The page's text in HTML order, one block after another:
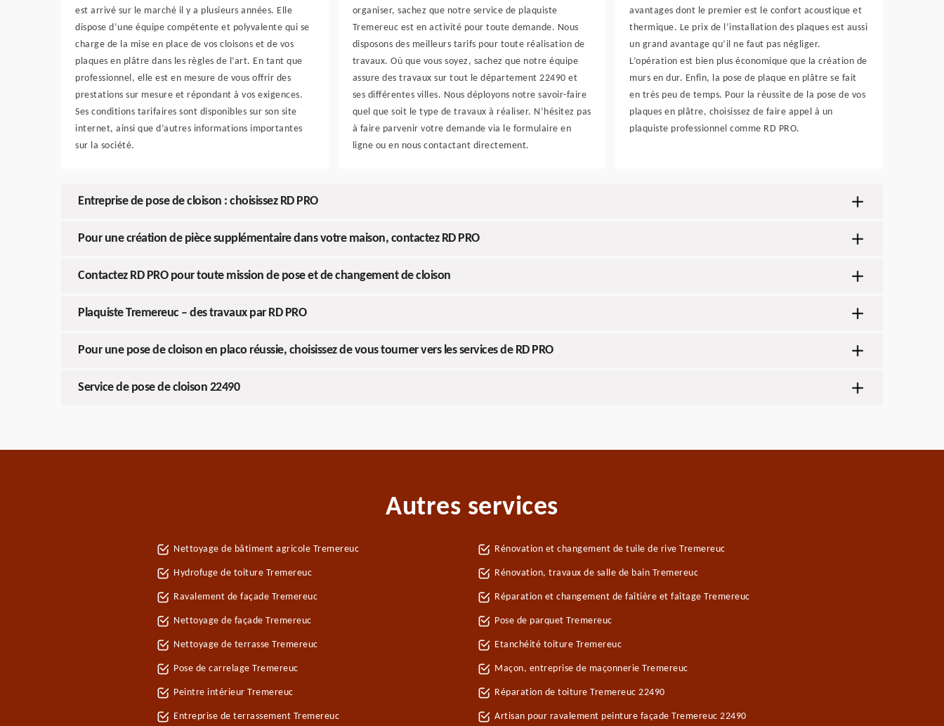
est arrivé sur le marché il y a plusieurs années. Elle
dispose d’une équipe compétente et polyvalente qui se
charge de la mise en place de vos cloisons et de vos
plaques en plâtre dans les règles de l’art. En tant que
professionnel, elle est en mesure de vous offrir des
prestations sur mesure et répondant à vos exigences.
Ses conditions tarifaires sont disponibles sur son site
internet, ainsi que d’autres informations importantes
sur la société.
organiser, sachez que notre service de plaquiste
Tremereuc est en activité pour toute demande. Nous
disposons des meilleurs tarifs pour toute réalisation de
travaux. Où que vous soyez, sachez que notre équipe
assure des travaux sur tout le département 22490 et
ses différentes villes. Nous déployons notre savoir-faire
quel que soit le type de travaux à réaliser. N’hésitez pas
à faire parvenir votre demande via le formulaire en
ligne ou en nous contactant directement.
avantages dont le premier est le confort acoustique et
thermique. Le prix de l’installation des plaques est aussi
un grand avantage qu’il ne faut pas négliger.
L’opération est bien plus économique que la création de
murs en dur. Enfin, la pose de plaque en plâtre se fait
en très peu de temps. Pour la réussite de la pose de vos
plaques en plâtre, choisissez de faire appel à un
plaquiste professionnel comme RD PRO.
Entreprise de pose de cloison : choisissez RD PRO
Pour une création de pièce supplémentaire dans votre maison, contactez RD PRO
Contactez RD PRO pour toute mission de pose et de changement de cloison
Plaquiste Tremereuc – des travaux par RD PRO
Pour une pose de cloison en placo réussie, choisissez de vous tourner vers les services de RD PRO
Service de pose de cloison 22490
Autres services
Nettoyage de bâtiment agricole Tremereuc
Hydrofuge de toiture Tremereuc
Ravalement de façade Tremereuc
Nettoyage de façade Tremereuc
Nettoyage de terrasse Tremereuc
Pose de carrelage Tremereuc
Peintre intérieur Tremereuc
Entreprise de terrassement Tremereuc
Rénovation et changement de tuile de rive Tremereuc
Rénovation, travaux de salle de bain Tremereuc
Réparation et changement de faîtière et faîtage Tremereuc
Pose de parquet Tremereuc
Etanchéité toiture Tremereuc
Maçon, entreprise de maçonnerie Tremereuc
Réparation de toiture Tremereuc 22490
Artisan pour ravalement peinture façade Tremereuc 22490